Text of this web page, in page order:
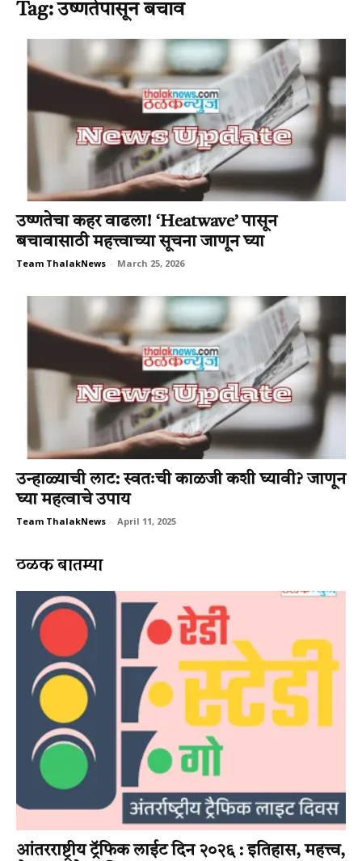
Tag: उष्णतेपासून बचाव
उष्णतेचा कहर वाढला! ‘Heatwave’ पासून
बचावासाठी महत्त्वाच्या सूचना जाणून घ्या
Team ThalakNews - March 25, 2026
उन्हाळ्याची लाट: स्वतःची काळजी कशी घ्यावी? जाणून
घ्या महत्वाचे उपाय
Team ThalakNews - April 11, 2025
ठळक बातम्या
आंतरराष्ट्रीय ट्रॅफिक लाईट दिन २०२६ : इतिहास, महत्त्व,